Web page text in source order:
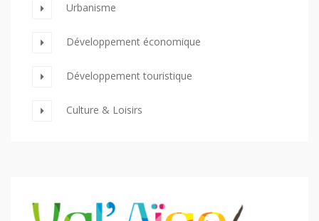
Urbanisme
Développement économique
Développement touristique
Culture & Loisirs